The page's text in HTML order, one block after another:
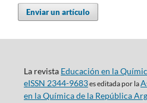
Enviar un artículo
La revista Educación en la
eISSN 2344-9683es editada por la
en la Química de la República